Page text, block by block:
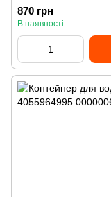
870 грн
В наявності